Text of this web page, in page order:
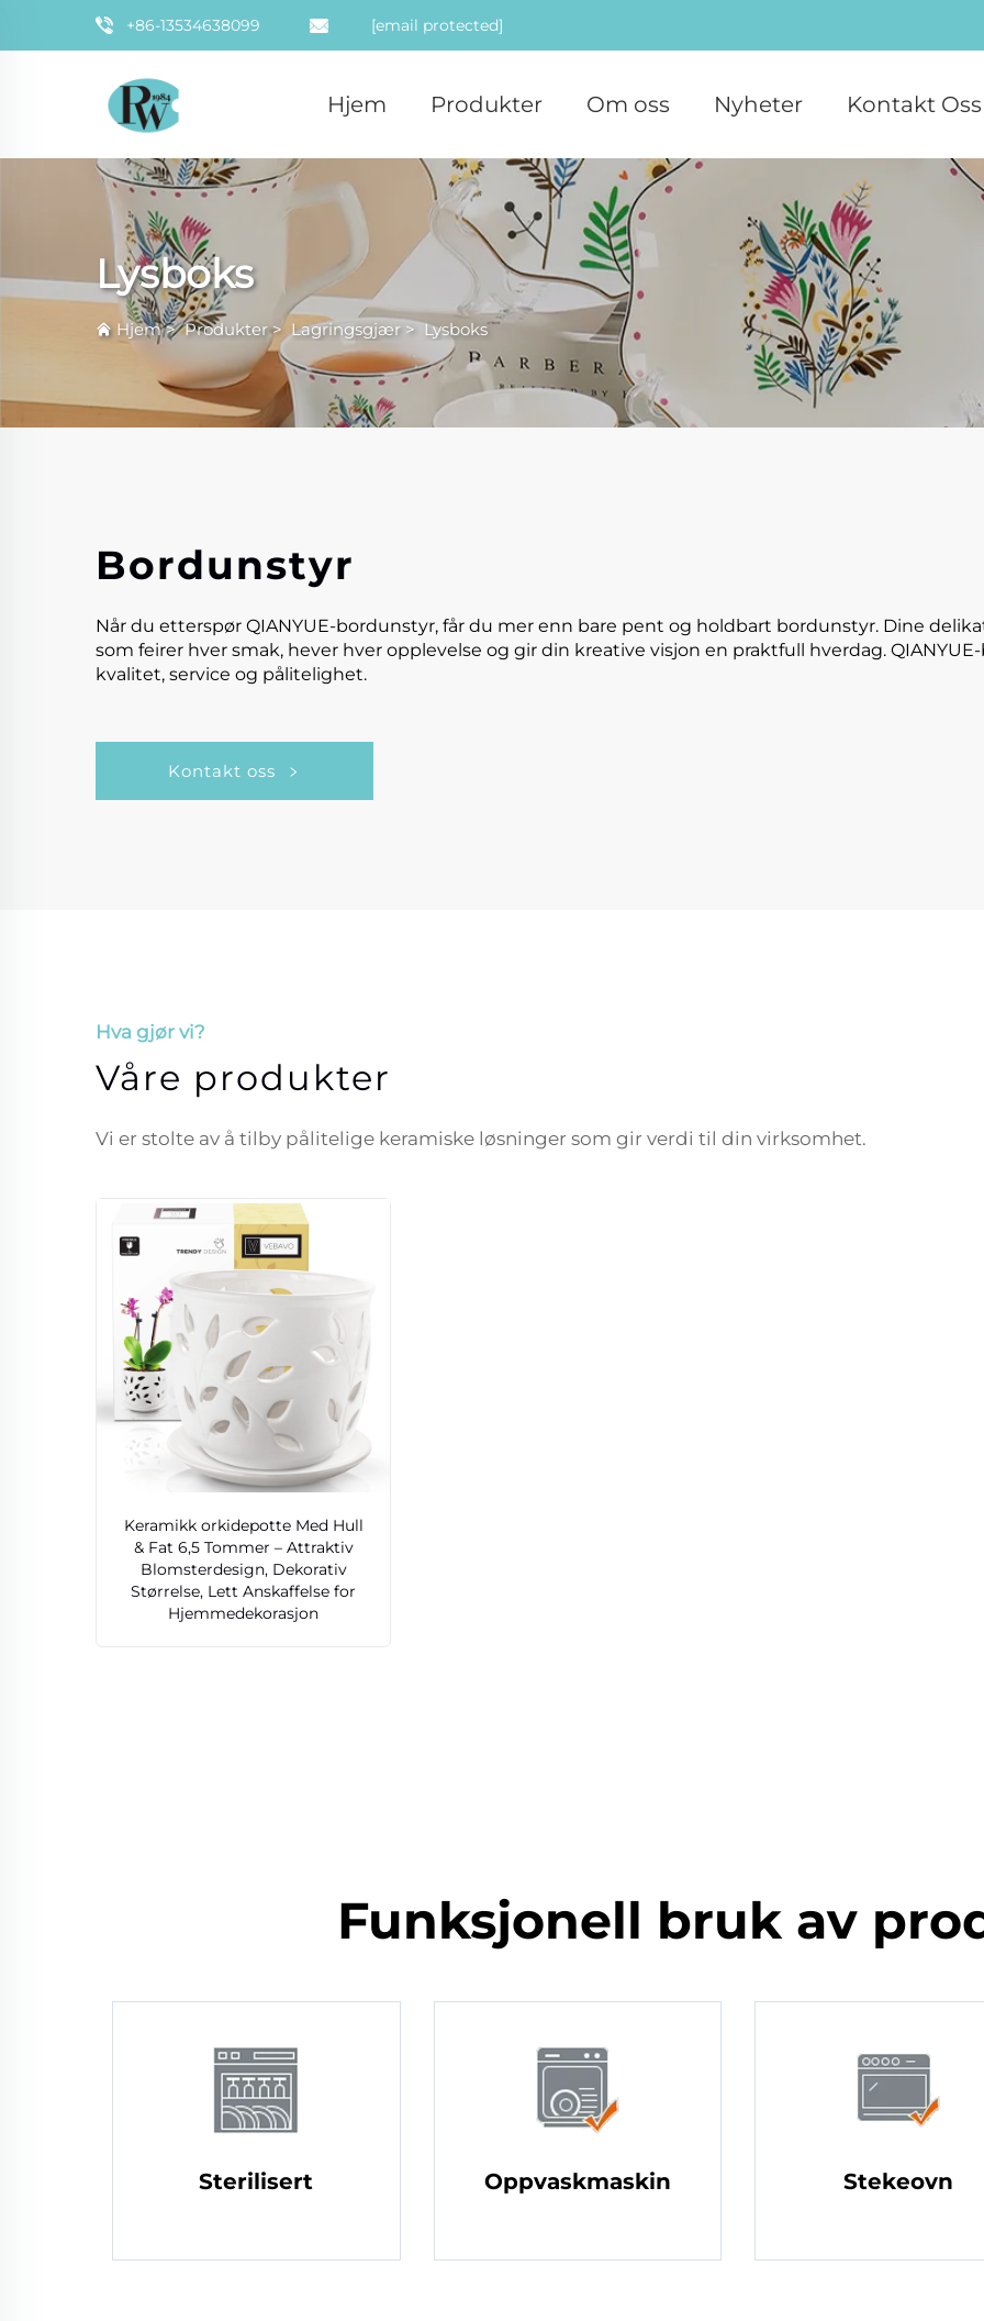
+86-13534638099 [email protected]
Hjem Produkter Om oss Nyheter Kontakt Oss
Lysboks
Hjem>Produkter>Lagringsgjær >Lysboks
Bordunstyr
Når du etterspør QIANYUE-bordunstyr, får du mer enn bare pent og holdbart bordunstyr. Dine
som feirer hver smak, hever hver opplevelse og gir din kreative visjon en praktfull hverdag.
kvalitet, service og pålitelighet.
Kontakt oss
Hva gjør vi?
Våre produkter
Vi er stolte av å tilby pålitelige keramiske løsninger som gir verdi til din virksomhet.
Keramikk orkidepotte Med Hull
& Fat 6,5 Tommer – Attraktiv
Blomsterdesign, Dekorativ
Størrelse, Lett Anskaffelse for
Hjemmedekorasjon
Funksjonell bruk av
Sterilisert Oppvaskmaskin Stekeovn